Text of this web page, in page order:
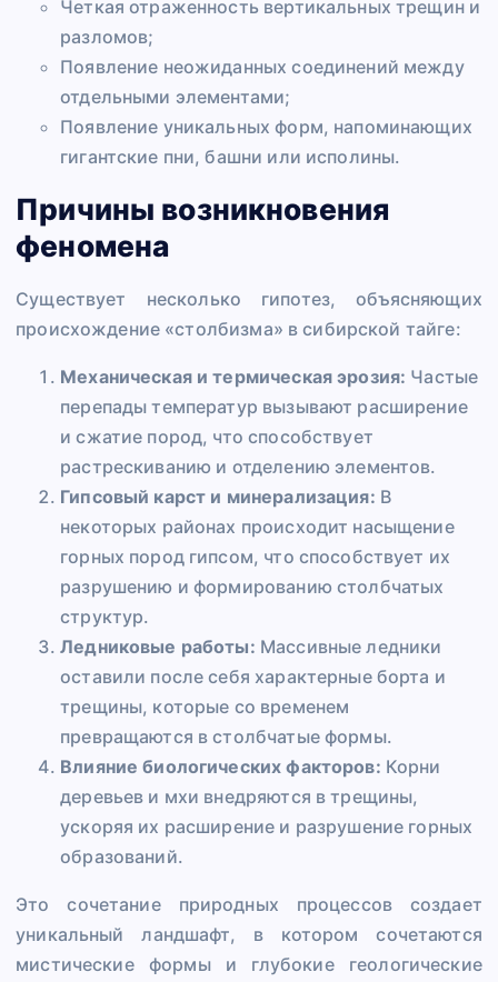
Четкая отраженность вертикальных трещин и
разломов;
Появление неожиданных соединений между
отдельными элементами;
Появление уникальных форм, напоминающих
гигантские пни, башни или исполины.
Причины возникновения
феномена
Существует несколько гипотез, объясняющих
происхождение «столбизма» в сибирской тайге:
Механическая и термическая эрозия: Частые
перепады температур вызывают расширение
и сжатие пород, что способствует
растрескиванию и отделению элементов.
Гипсовый карст и минерализация: В
некоторых районах происходит насыщение
горных пород гипсом, что способствует их
разрушению и формированию столбчатых
структур.
Ледниковые работы: Массивные ледники
оставили после себя характерные борта и
трещины, которые со временем
превращаются в столбчатые формы.
Влияние биологических факторов: Корни
деревьев и мхи внедряются в трещины,
ускоряя их расширение и разрушение горных
образований.
Это сочетание природных процессов создает
уникальный ландшафт, в котором сочетаются
мистические формы и глубокие геологические